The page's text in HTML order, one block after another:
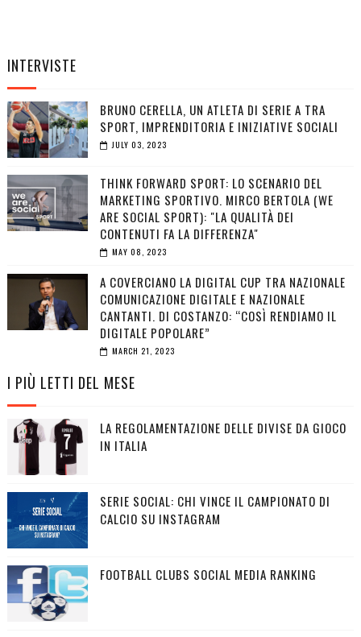
INTERVISTE
BRUNO CERELLA, UN ATLETA DI SERIE A TRA
SPORT, IMPRENDITORIA E INIZIATIVE SOCIALI
JULY 03, 2023
THINK FORWARD SPORT: LO SCENARIO DEL
MARKETING SPORTIVO. MIRCO BERTOLA (WE
ARE SOCIAL SPORT): "LA QUALITÀ DEI
CONTENUTI FA LA DIFFERENZA"
MAY 08, 2023
A COVERCIANO LA DIGITAL CUP TRA NAZIONALE
COMUNICAZIONE DIGITALE E NAZIONALE
CANTANTI. DI COSTANZO: “COSÌ RENDIAMO IL
DIGITALE POPOLARE”
MARCH 21, 2023
I PIÙ LETTI DEL MESE
LA REGOLAMENTAZIONE DELLE DIVISE DA GIOCO
IN ITALIA
SERIE SOCIAL: CHI VINCE IL CAMPIONATO DI
CALCIO SU INSTAGRAM
FOOTBALL CLUBS SOCIAL MEDIA RANKING